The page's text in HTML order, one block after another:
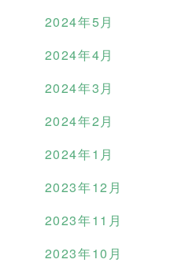
2024年5月
2024年4月
2024年3月
2024年2月
2024年1月
2023年12月
2023年11月
2023年10月